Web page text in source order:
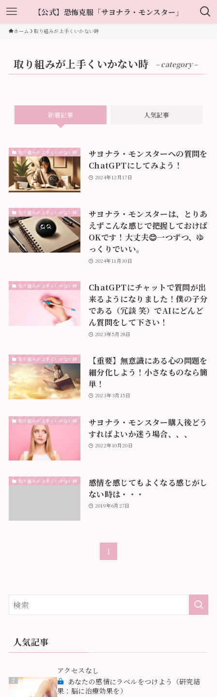
【公式】恐怖克服「サヨナラ・モンスター」
ホーム 取り組みが上手くいかない時
取り組みが上手くいかない時 – category –
新着記事 人気記事
取り組みが上手くいかない時
サヨナラ・モンスターへの質問を
ChatGPTにしてみよう！
2024年12月17日
取り組みが上手くいかない時
サヨナラ・モンスターは、とりあ
えずこんな感じで把握しておけば
OKです！大丈夫😊一つずつ、ゆ
っくりでいい。
2024年11月30日
取り組みが上手くいかない時
ChatGPTにチャットで質問が出
来るようになりました！僕の子分
である（冗談 笑）でAIにどんど
ん質問をして下さい！
2023年5月28日
取り組みが上手くいかない時
【重要】無意識にある心の問題を
細分化しよう！小さなものなら簡
単！
2023年3月15日
取り組みが上手くいかない時
サヨナラ・モンスター購入後どう
すればよいか迷う場合、、、
2022年10月20日
取り組みが上手くいかない時
感情を感じてもよくなる感じがし
ない時は・・・
2019年6月27日
1
人気記事
アクセスなし
2
あなたの感情にラベルをつけよう（研究結
果：脳に治療効果を）